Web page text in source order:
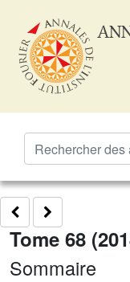
Tome 68
Sommaire